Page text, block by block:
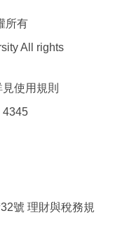
所有
All rights
使用規則
4345
號 理財與稅務規